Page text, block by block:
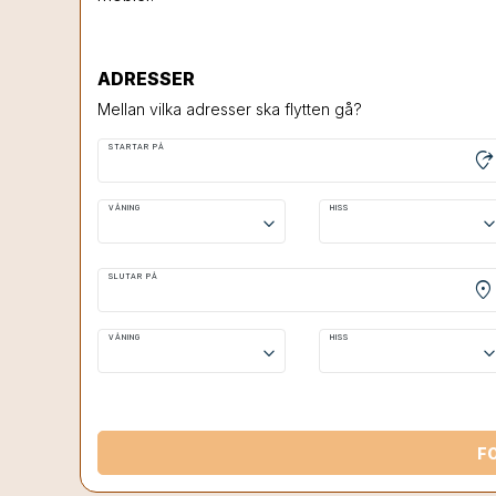
ADRESSER
Mellan vilka adresser ska flytten gå?
STARTAR PÅ
moved_location
VÅNING
keyboard_arrow_down
HISS
keyboard_arrow_down
SLUTAR PÅ
location_on
VÅNING
keyboard_arrow_down
HISS
keyboard_arrow_down